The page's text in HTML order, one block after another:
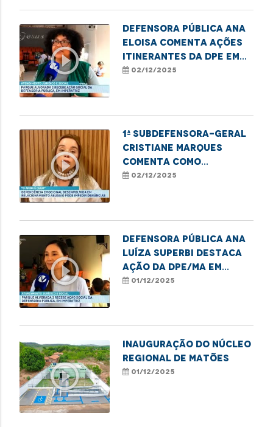
play_circle_outline
Defensora pública Ana
Eloisa comenta ações
itinerantes da DPE em
Imperatriz
02/12/2025
play_circle_outline
1ª subdefensora-geral
Cristiane Marques
comenta como
dependência emocional
02/12/2025
play_circle_outline
Defensora Pública Ana
Luíza Superbi destaca
ação da DPE/MA em
Imperatriz em defesa
01/12/2025
play_circle_outline
Inauguração do Núcleo
Regional de Matões
01/12/2025